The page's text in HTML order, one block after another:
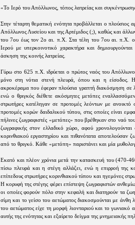
«Το Ιερό του Απόλλωνος, τόπος λατρείας και
Στην τέταρτη θεματική ενότητα προβάλλεται ο
Απόλλωνος Λυσείου και της Αρτέμιδος (;), καθώς και
του 7ου έως τον 2ο αι. π.Χ. Στα τέλη του 7ου αι. π.Χ. ο
Ιερού με υπερκοινοτικό χαρακτήρα και
άσκηση της κοινής λατρείας.
Γύρω στο 625 π.Χ. ιδρύεται ο πρώτος ναός του
μόνο στη νότια στενή πλευρά, όπου και η είσοδος.
ακροκέραμα που έφεραν πλούσια γραπτή διακόσμηση
ενώ ο θριγκός διέθετε ακόσμητες μετόπες
στρωτήρες κατέληγαν σε προτομές λεόντων με
προτομές κορών δαιδαλικού τύπου, στις οποίες είναι
πήλινες ζωγραφιστές «μετόπες» που βρέθηκαν στο ναό
ζωγραφικής στον ελλαδικό χώρο, αφού
κορινθιακού εργαστηρίου και πιθανότατα
από το θριγκό. Κάθε «μετόπη» παριστάνει και μία
Εκατό και πλέον χρόνια μετά την κατασκευή του (470-
πίσω πλευρά και η στέγη αλλάζει, ενώ η επιρροή της
επίπεδους στρωτήρες κορινθιακού τύπου και ηγεμόνες
Η κορυφή της στέγης φέρει επίστεψη ζωγραφιστών
οι οποίες φορούν πόλο στην κεφαλή και διατηρούν τα
σίμη και το γείσο του αετώματος διακοσμούνται με
του αετώματος είχε τη μορφή λιονταριού και το
αυτής της ενότητας και εξαίρετο δείγμα της μνημειακής